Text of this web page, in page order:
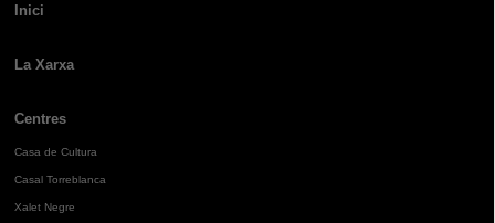
Inici
La Xarxa
Centres
Casa de Cultura
Casal Torreblanca
Xalet Negre